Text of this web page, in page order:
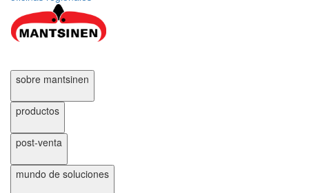
sobre mantsinen
productos
post-venta
mundo de soluciones